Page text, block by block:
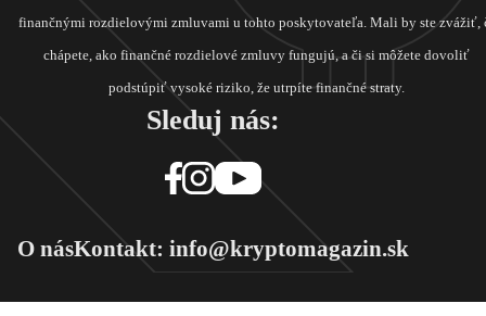
finančnými rozdielovými zmluvami u tohto poskytovateľa. Mali by ste zvážiť,
chápete, ako finančné rozdielové zmluvy fungujú, a či si môžete dovoliť
podstúpiť vysoké riziko, že utrpíte finančné straty.
Sleduj nás:
O násKontakt: info@kryptomagazin.sk